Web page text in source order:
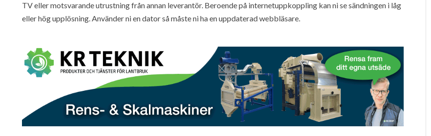
TV eller motsvarande utrustning från annan leverantör. Beroende på internetuppkoppling kan ni se sändningen i låg
eller hög upplösning. Använder ni en dator så måste ni ha en uppdaterad webbläsare.